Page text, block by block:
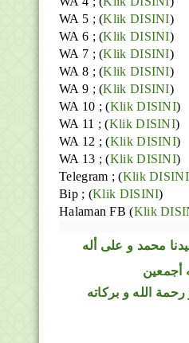
WA 5 ; (Klik DISINI)
WA 6 ; (Klik DISINI)
WA 7 ; (Klik DISINI)
WA 8 ; (Klik DISINI)
WA 9 ; (Klik DISINI)
WA 10 ; (Klik DISINI)
WA 11 ; (Klik DISINI)
WA 12 ; (Klik DISINI)
WA 13 ; (Klik DISINI)
Telegram ;(Klik DISINI
Bip ; (Klik DISINI)
Halaman FB(Klik
محمد و على أله
أجمعين
الله و بركاته